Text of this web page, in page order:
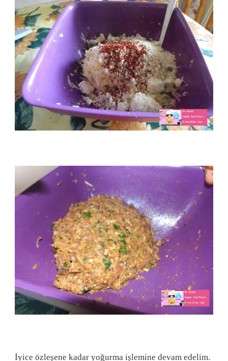
İyice özleşene kadar yoğurma işlemine devam edelim.